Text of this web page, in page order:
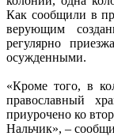
Как сообщили в
верующим
регулярно
осужденными.
«Кроме того, в
православный
приурочено ко
Нальчик», –